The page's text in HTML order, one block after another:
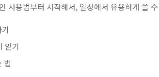
사용법부터 시작해서, 일상에서 유용하게 쓸
얻기
법